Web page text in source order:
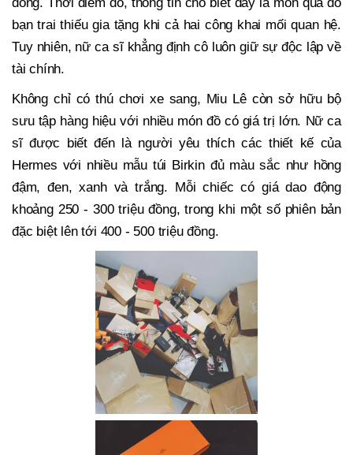
bạn trai thiếu gia tặng khi cả hai công khai mối quan hệ.
Tuy nhiên, nữ ca sĩ khẳng định cô luôn giữ sự độc lập về
tài chính.
Không chỉ có thú chơi xe sang, Miu Lê còn sở hữu bộ
sưu tập hàng hiệu với nhiều món đồ có giá trị lớn. Nữ ca
sĩ được biết đến là người yêu thích các thiết kế của
Hermes với nhiều mẫu túi Birkin đủ màu sắc như hồng
đậm, đen, xanh và trắng. Mỗi chiếc có giá dao động
khoảng 250 - 300 triệu đồng, trong khi một số phiên bản
đặc biệt lên tới 400 - 500 triệu đồng.